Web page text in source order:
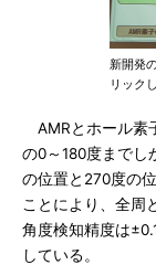
新開発
リック
AMRとホール素
の0～180度までし
の位置と270度の
ことにより、全
角度検知精度は
している。